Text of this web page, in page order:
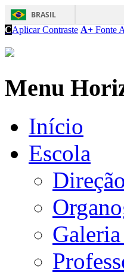
BRASIL
CAplicar Contraste A+ Fonte
Menu
Início
Escola
Direção